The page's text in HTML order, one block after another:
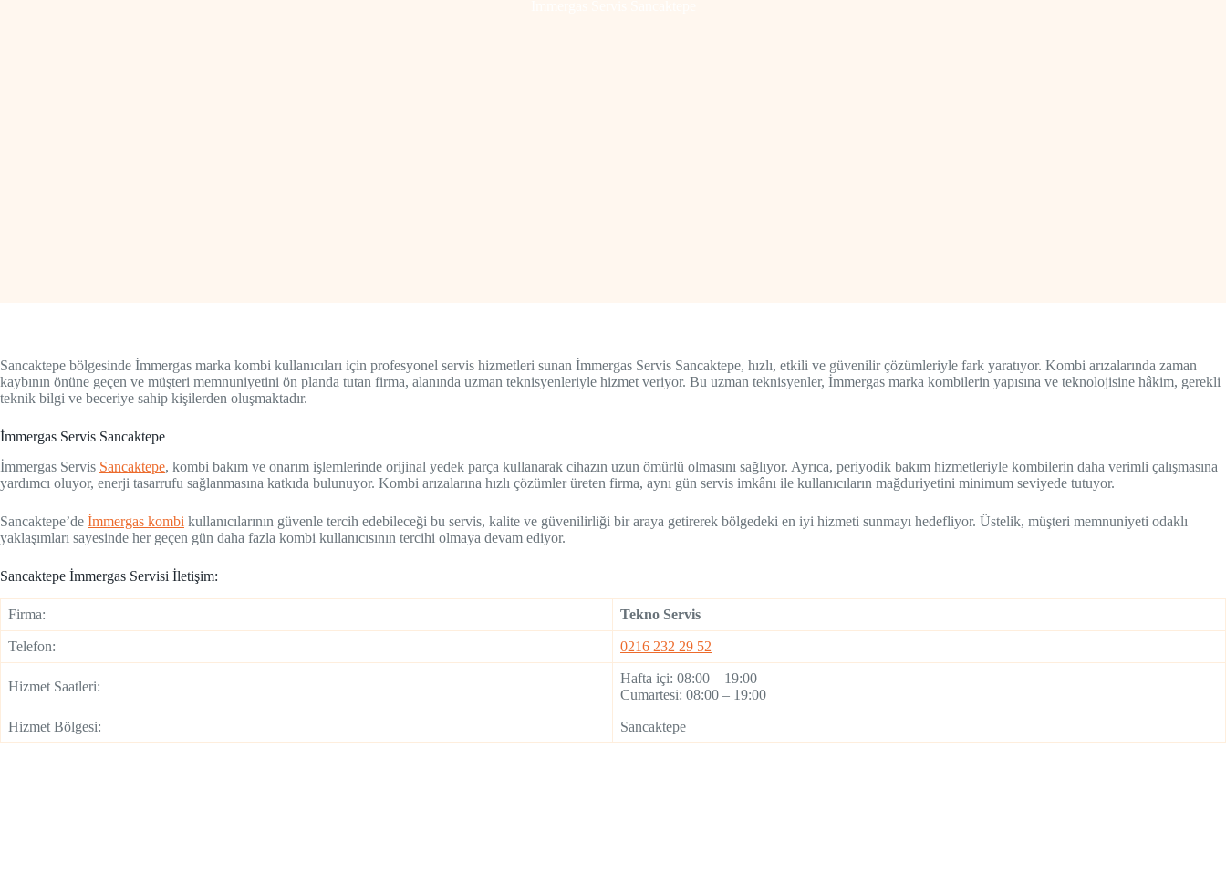
Sancaktepe bölgesinde İmmergas marka kombi kullanıcıları için profesyonel servis hizmetleri sunan İmmergas Servis Sancaktepe, hızlı, etkili ve güvenilir çözümleriyle fark yaratıyor. Kombi arızalarında zaman
kaybının önüne geçen ve müşteri memnuniyetini ön planda tutan firma, alanında uzman teknisyenleriyle hizmet veriyor. Bu uzman teknisyenler, İmmergas marka kombilerin yapısına ve teknolojisine hâkim, gerekli
teknik bilgi ve beceriye sahip kişilerden oluşmaktadır.
İmmergas Servis Sancaktepe
İmmergas Servis Sancaktepe, kombi bakım ve onarım işlemlerinde orijinal yedek parça kullanarak cihazın uzun ömürlü olmasını sağlıyor. Ayrıca, periyodik bakım hizmetleriyle kombilerin daha verimli çalışmasına
yardımcı oluyor, enerji tasarrufu sağlanmasına katkıda bulunuyor. Kombi arızalarına hızlı çözümler üreten firma, aynı gün servis imkânı ile kullanıcıların mağduriyetini minimum seviyede tutuyor.
Sancaktepe’de İmmergas kombi kullanıcılarının güvenle tercih edebileceği bu servis, kalite ve güvenilirliği bir araya getirerek bölgedeki en iyi hizmeti sunmayı hedefliyor. Üstelik, müşteri memnuniyeti odaklı
yaklaşımları sayesinde her geçen gün daha fazla kombi kullanıcısının tercihi olmaya devam ediyor.
Sancaktepe İmmergas Servisi İletişim:
Firma: Tekno Servis
Telefon: 0216 232 29 52
Hizmet Saatleri:
Hafta içi: 08:00 – 19:00
Cumartesi: 08:00 – 19:00
Hizmet Bölgesi: Sancaktepe